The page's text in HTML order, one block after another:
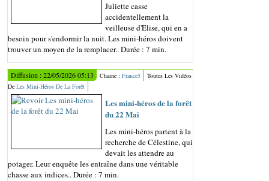
Juliette casse
accidentellement la
veilleuse d'Elise, qui en a
besoin pour s'endormir la nuit. Les mini-héros doivent
trouver un moyen de la remplacer.. Durée : 7 min.
Diffusion : 22/05/2026 05:13 Chaine : France5
Toutes Les Vidéos
De Les Mini-Héros De La Forêt
Les mini-héros de la forêt
du 22 Mai
Les mini-héros partent à la
recherche de Célestine, qui
devait les attendre au
potager. Leur enquête les entraîne dans une véritable
chasse aux indices.. Durée : 7 min.